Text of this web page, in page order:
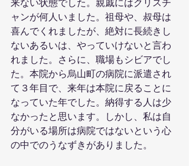
ャンが何人いました。祖母や、叔母は
喜んでくれましたが、絶対に長続きし
ないあるいは、やっていけないと言わ
れました。さらに、職場もシビアでし
た。本院から烏山町の病院に派遣され
て３年目で、来年は本院に戻ることに
なっていた年でした。納得する人は少
なかったと思います。しかし、私は自
分がいる場所は病院ではないという心
の中でのうなずきがありました。